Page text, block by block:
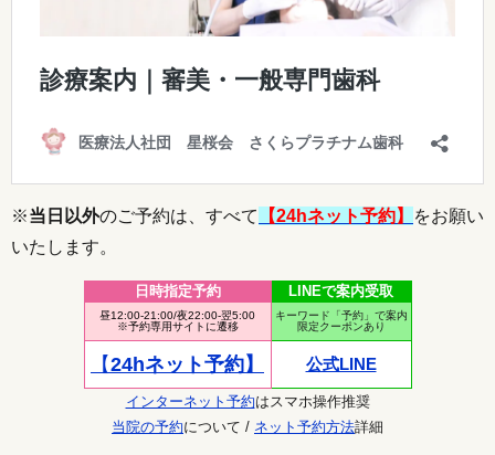
※当日以外のご予約は、すべて 【24hネット予約】
をお願い
いたします。
日時指定予約 LINEで案内受取
昼12:00-21:00/夜22:00-翌5:00
※予約専用サイトに遷移
キーワード「予約」で案内
限定クーポンあり
【24hネット予約】 公式LINE
インターネット予約はスマホ操作推奨
当院の予約について / ネット予約方法詳細